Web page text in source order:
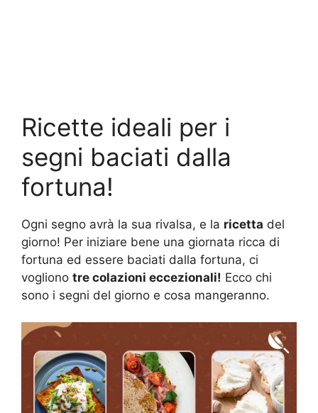
Ricette ideali per i
segni baciati dalla
fortuna!
Ogni segno avrà la sua rivalsa, e la ricetta del
giorno! Per iniziare bene una giornata ricca di
fortuna ed essere baciati dalla fortuna, ci
vogliono tre colazioni eccezionali! Ecco chi
sono i segni del giorno e cosa mangeranno.